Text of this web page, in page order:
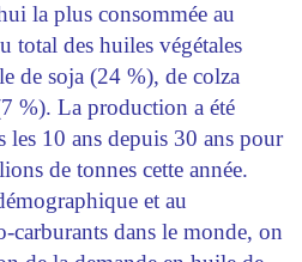
la plus consommée au
total des huiles végétales
de soja (24 %), de colza
%). La production a été
10 ans depuis 30 ans pour
de tonnes cette année.
et au
carburants dans le monde, on